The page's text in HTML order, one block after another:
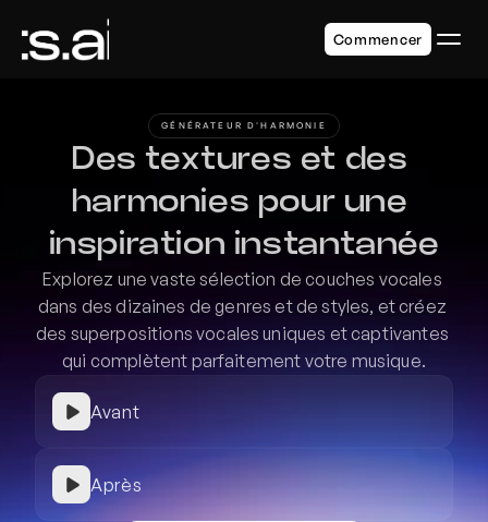
Commencer
GÉNÉRATEUR D'HARMONIE
Des textures et des
harmonies pour une
inspiration instantanée
Explorez une vaste sélection de couches vocales
dans des dizaines de genres et de styles, et créez
des superpositions vocales uniques et captivantes
qui complètent parfaitement votre musique.
Avant
Après